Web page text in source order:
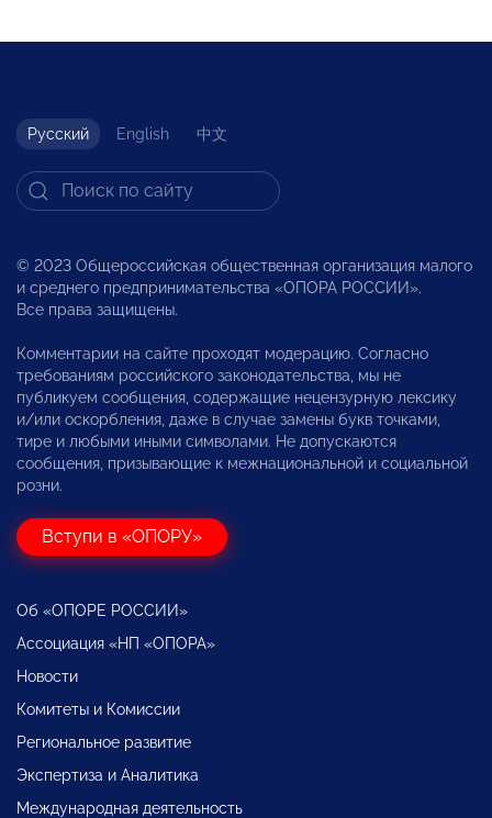
Русский English 中文
© 2023 Общероссийская общественная организация малого
и среднего предпринимательства «ОПОРА РОССИИ».
Все права защищены.
Комментарии на сайте проходят модерацию. Согласно
требованиям российского законодательства, мы не
публикуем сообщения, содержащие нецензурную лексику
и/или оскорбления, даже в случае замены букв точками,
тире и любыми иными символами. Не допускаются
сообщения, призывающие к межнациональной и социальной
розни.
Вступи в «ОПОРУ»
Об «ОПОРЕ РОССИИ»
Ассоциация «НП «ОПОРА»
Новости
Комитеты и Комиссии
Региональное развитие
Экспертиза и Аналитика
Международная деятельность